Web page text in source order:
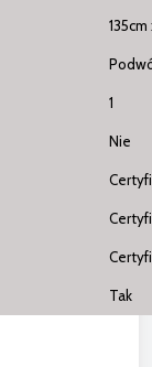
1
Nie
Tak